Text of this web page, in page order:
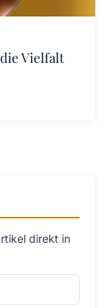
Vielfalt
direkt in